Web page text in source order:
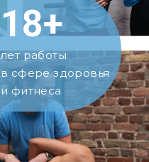
18+
лет работы
в сфере здоровья
и фитнеса